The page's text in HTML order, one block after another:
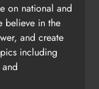
on national and
believe in the
and create
including